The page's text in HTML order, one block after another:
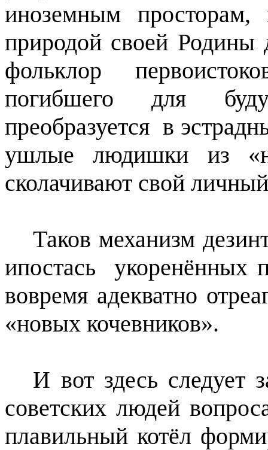
иноземным
природой своей Родины
фольклор
погибшего для
преобразуется в
ушлые людишки из
сколачивают свой
Таков механизм
ипостась
укоренённых
вовремя адекватно
«новых кочевников».
И вот здесь следует
советских людей
плавильный котёл